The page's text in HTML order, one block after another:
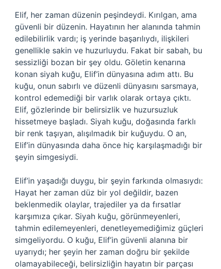
Elif, her zaman düzenin peşindeydi. Kırılgan, ama
güvenli bir düzenin. Hayatının her alanında tahmin
edilebilirlik vardı; iş yerinde başarılıydı, ilişkileri
genellikle sakin ve huzurluydu. Fakat bir sabah, bu
sessizliği bozan bir şey oldu. Göletin kenarına
konan siyah kuğu, Elif’in dünyasına adım attı. Bu
kuğu, onun sabırlı ve düzenli dünyasını sarsmaya,
kontrol edemediği bir varlık olarak ortaya çıktı.
Elif, gözlerinde bir belirsizlik ve huzursuzluk
hissetmeye başladı. Siyah kuğu, doğasında farklı
bir renk taşıyan, alışılmadık bir kuğuydu. O an,
Elif’in dünyasında daha önce hiç karşılaşmadığı bir
şeyin simgesiydi.
Elif’in yaşadığı duygu, bir şeyin farkında olmasıydı:
Hayat her zaman düz bir yol değildir, bazen
beklenmedik olaylar, trajediler ya da fırsatlar
karşımıza çıkar. Siyah kuğu, görünmeyenleri,
tahmin edilemeyenleri, denetleyemediğimiz güçleri
simgeliyordu. O kuğu, Elif’in güvenli alanına bir
uyarıydı; her şeyin her zaman doğru bir şekilde
olamayabileceği, belirsizliğin hayatın bir parçası